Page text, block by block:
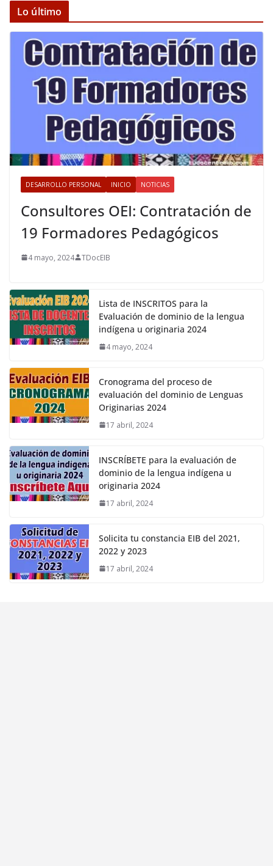
Lo último
DESARROLLO PERSONAL INICIO NOTICIAS
Consultores OEI: Contratación de
19 Formadores Pedagógicos
4 mayo, 2024 TDocEIB
Lista de INSCRITOS para la
Evaluación de dominio de la lengua
indígena u originaria 2024
4 mayo, 2024
Cronograma del proceso de
evaluación del dominio de Lenguas
Originarias 2024
17 abril, 2024
INSCRÍBETE para la evaluación de
dominio de la lengua indígena u
originaria 2024
17 abril, 2024
Solicita tu constancia EIB del 2021,
2022 y 2023
17 abril, 2024